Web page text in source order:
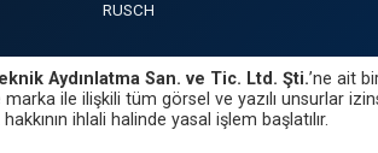
RUSCH
Aydınlatma San. ve Tic. Ltd. Şti.’ne ait
ile ilişkili tüm görsel ve yazılı unsurlar
ihlali halinde yasal işlem başlatılır.